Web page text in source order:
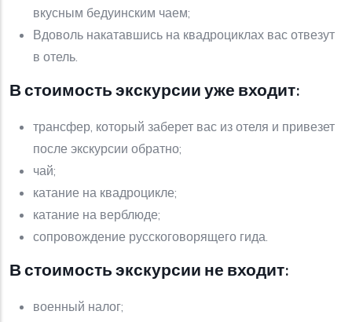
вкусным бедуинским чаем;
Вдоволь накатавшись на квадроциклах вас отвезут
в отель.
В стоимость экскурсии уже входит:
трансфер, который заберет вас из отеля и привезет
после экскурсии обратно;
чай;
катание на квадроцикле;
катание на верблюде;
сопровождение русскоговорящего гида.
В стоимость экскурсии не входит:
военный налог;